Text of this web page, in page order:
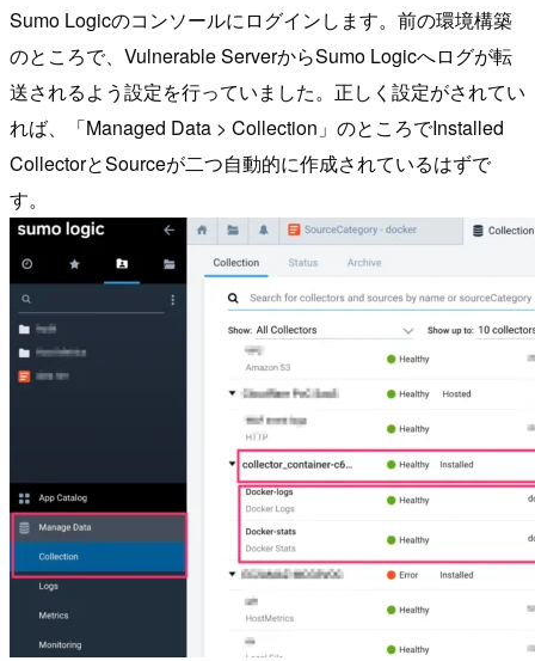
Sumo Logicのコンソールにログインします。前の環境構築
のところで、Vulnerable ServerからSumo Logicへログが転
送されるよう設定を行っていました。正しく設定がされてい
れば、「Managed Data > Collection」のところでInstalled
CollectorとSourceが二つ自動的に作成されているはずで
す。